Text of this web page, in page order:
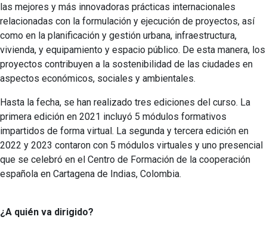
las mejores y más innovadoras prácticas internacionales
relacionadas con la formulación y ejecución de proyectos, así
como en la planificación y gestión urbana, infraestructura,
vivienda, y equipamiento y espacio público. De esta manera, los
proyectos contribuyen a la sostenibilidad de las ciudades en
aspectos económicos, sociales y ambientales.
Hasta la fecha, se han realizado tres ediciones del curso. La
primera edición en 2021 incluyó 5 módulos formativos
impartidos de forma virtual. La segunda y tercera edición en
2022 y 2023 contaron con 5 módulos virtuales y uno presencial
que se celebró en el Centro de Formación de la cooperación
española en Cartagena de Indias, Colombia.
¿A quién va dirigido?